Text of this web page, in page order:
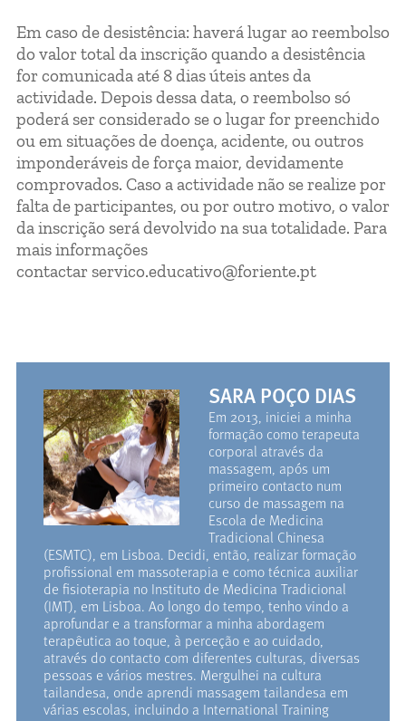
Em caso de desistência: haverá lugar ao reembolso
do valor total da inscrição quando a desistência
for comunicada até 8 dias úteis antes da
actividade. Depois dessa data, o reembolso só
poderá ser considerado se o lugar for preenchido
ou em situações de doença, acidente, ou outros
imponderáveis de força maior, devidamente
comprovados. Caso a actividade não se realize por
falta de participantes, ou por outro motivo, o valor
da inscrição será devolvido na sua totalidade. Para
mais informações
contactar servico.educativo@foriente.pt
SARA POÇO DIAS
Em 2013, iniciei a minha
formação como terapeuta
corporal através da
massagem, após um
primeiro contacto num
curso de massagem na
Escola de Medicina
Tradicional Chinesa
(ESMTC), em Lisboa. Decidi, então, realizar formação
profissional em massoterapia e como técnica auxiliar
de fisioterapia no Instituto de Medicina Tradicional
(IMT), em Lisboa. Ao longo do tempo, tenho vindo a
aprofundar e a transformar a minha abordagem
terapêutica ao toque, à perceção e ao cuidado,
através do contacto com diferentes culturas, diversas
pessoas e vários mestres. Mergulhei na cultura
tailandesa, onde aprendi massagem tailandesa em
várias escolas, incluindo a International Training